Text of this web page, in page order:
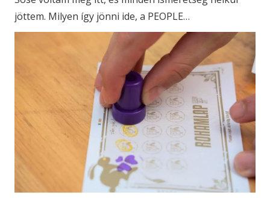
jöttem. Milyen így jönni ide, a PEOPLE…